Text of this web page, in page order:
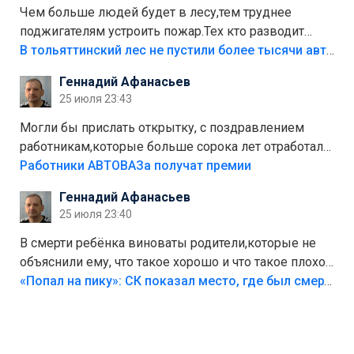
Чем больше людей будет в лесу,тем труднее
поджигателям устроить пожар.Тех кто разводит
костры,тех надо безбожно штрафовать.Камер полно
Штрафы мизерные.
В тольяттинский лес не пустили более тысячи автомобилей
Геннадий Афанасьев
25 июля 23:43
Могли бы прислать открытку, с поздравлением
работникам,которые больше сорока лет отработали
на предприятии.
Работники АВТОВАЗа получат премии
Геннадий Афанасьев
25 июля 23:40
В смерти ребёнка виноваты родители,которые не
объяснили ему, что такое хорошо и что такое плохо!
Лезть через такой забор,верх безумия,есть же
«Попал на пику»: СК показал место, где был смертельно травмирован ребенок в Тольятти